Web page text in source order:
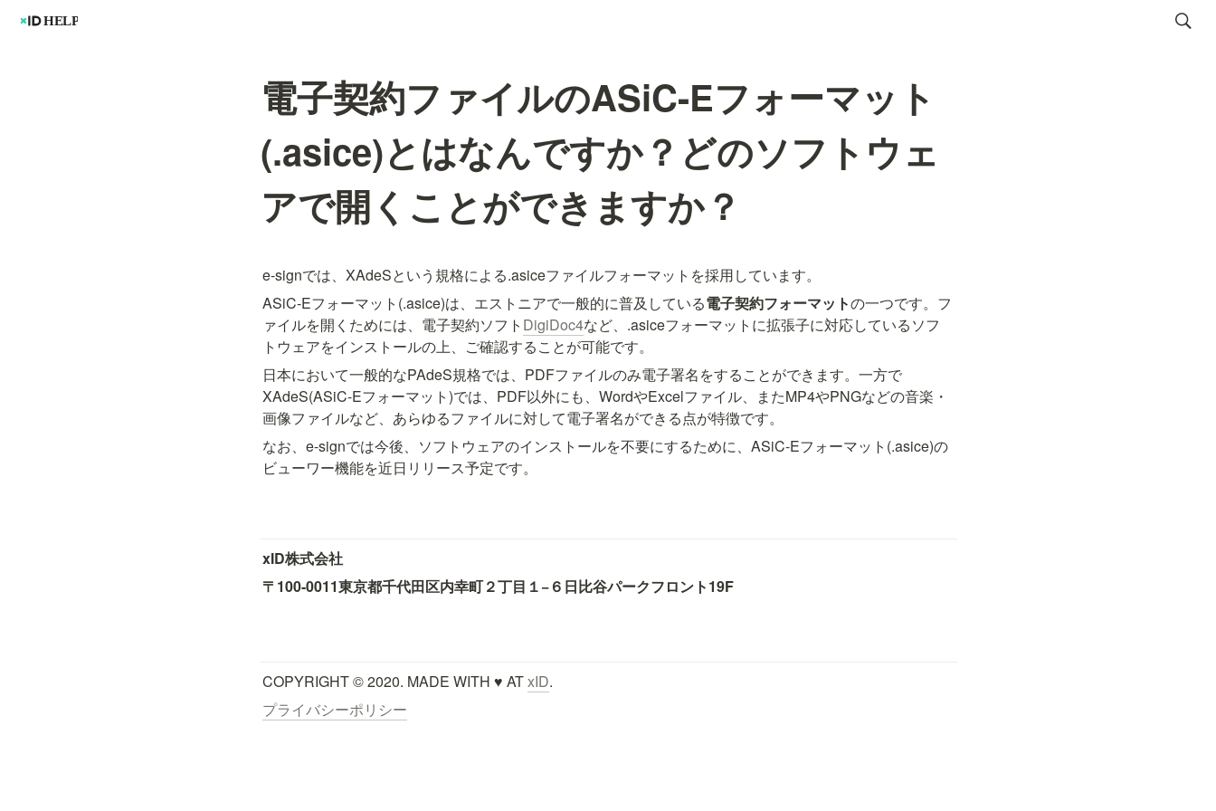
電子契約ファイルのASiC-Eフォーマット
(.asice)とはなんですか？どのソフトウェ
アで開くことができますか？
e-signでは、XAdeSという規格による.asiceファイルフォーマットを採用しています。
ASiC-Eフォーマット(.asice)は、エストニアで一般的に普及している電子契約フォーマットの一つです。フ
ァイルを開くためには、電子契約ソフト DigiDoc4など、.asiceフォーマットに拡張子に対応しているソフ
トウェアをインストールの上、ご確認することが可能です。
日本において一般的なPAdeS規格では、PDFファイルのみ電子署名をすることができます。 一方で
XAdeS(ASiC-Eフォーマット)では、PDF以外にも、WordやExcelファイル、またMP4やPNGなどの音楽・
画像ファイルなど、あらゆるファイルに対して電子署名ができる点が特徴です。
なお、e-signでは今後、ソフトウェアのインストールを不要にするために、ASiC-Eフォーマット(.asice)の
ビューワー機能を近日リリース予定です。
xID株式会社
〒100-0011東京都千代田区内幸町２丁目１−６ 日比谷パークフロント19F
COPYRIGHT © 2020. MADE WITH ♥ AT xID.
プライバシーポリシー